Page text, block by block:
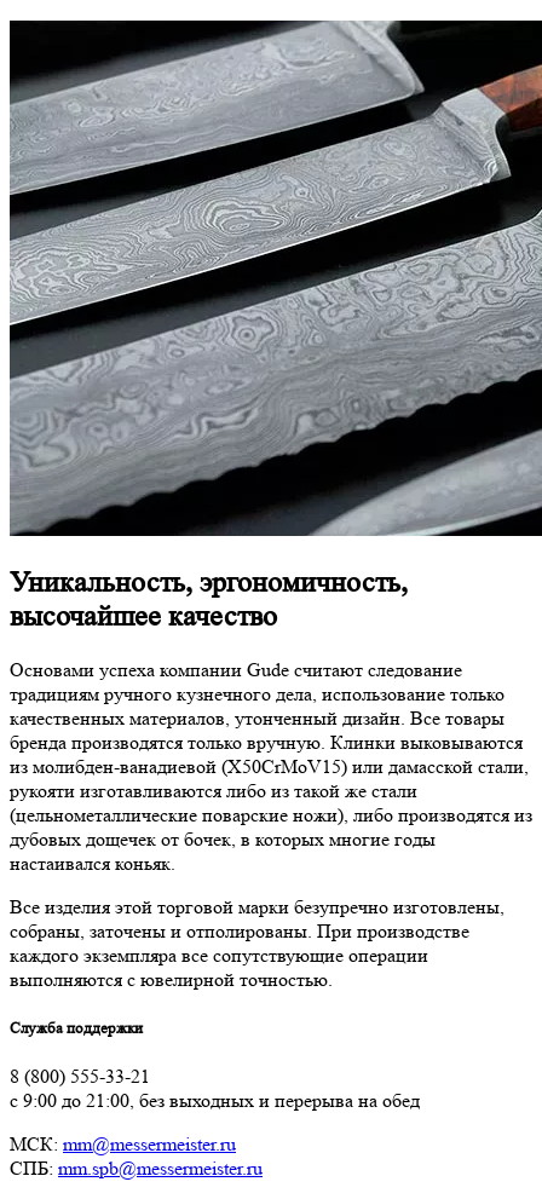
Уникальность, эргономичность,
высочайшее качество
Основами успеха компании Gude считают следование
традициям ручного кузнечного дела, использование только
качественных материалов, утонченный дизайн. Все товары
бренда производятся только вручную. Клинки выковываются
из молибден-ванадиевой (X50CrMoV15) или дамасской стали,
рукояти изготавливаются либо из такой же стали
(цельнометаллические поварские ножи), либо производятся из
дубовых дощечек от бочек, в которых многие годы
настаивался коньяк.
Все изделия этой торговой марки безупречно изготовлены,
собраны, заточены и отполированы. При производстве
каждого экземпляра все сопутствующие операции
выполняются с ювелирной точностью.
Служба поддержки
8 (800) 555-33-21
с 9:00 до 21:00, без выходных и перерыва на обед
МСК: mm@messermeister.ru
СПБ: mm.spb@messermeister.ru